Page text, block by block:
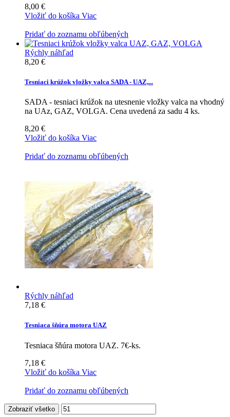
8,00 €
Vložiť do košíka Viac
Pridať do zoznamu obľúbených
Rýchly náhľad
8,20 €
Tesniaci krúžok vložky valca SADA - UAZ,...
SADA - tesniaci krúžok na utesnenie vložky valca na vhodný
na UAz, GAZ, VOLGA. Cena uvedená za sadu 4 ks.
8,20 €
Vložiť do košíka Viac
Pridať do zoznamu obľúbených
Rýchly náhľad
7,18 €
Tesniaca šňúra motora UAZ
Tesniaca šňúra motora UAZ. 7€-ks.
7,18 €
Vložiť do košíka Viac
Pridať do zoznamu obľúbených
Zobraziť všetko